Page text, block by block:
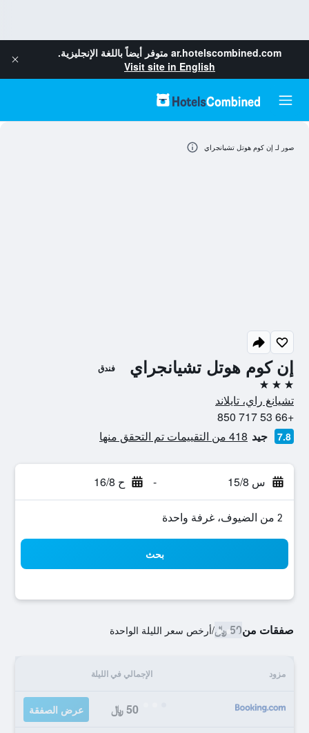
ar.hotelscombined.com متوفر أيضاً باللغة الإنجليزية.
Visit site in English
إن كوم هوتل تشيانجراي فندق
3 نجوم
تشيانغ راي، تايلاند
+66 53 717 850
7.8 جيد 418 من التقييمات تم التحقق منها
س 15/8 - ح 16/8
2 من الضيوف، غرفة واحدة
بحث
صفقات من50 ﷼ /أرخص سعر الليلة الواحدة
مزود الإجمالي في الليلة
50 ﷼ عرض الصفقة
صور لـ إن كوم هوتل تشيانجراي